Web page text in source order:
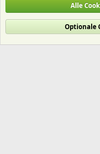
Cookies
Deutsch (Du)
Nutzungsbedingungen
R
Alle
Optionale